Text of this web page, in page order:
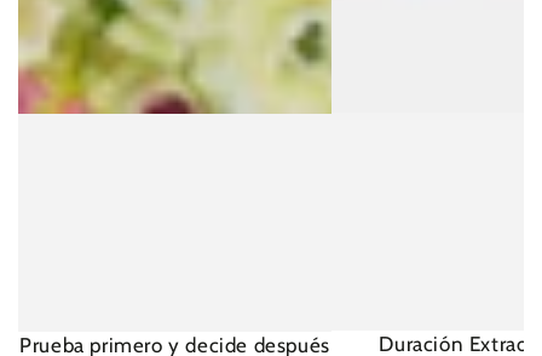
Prueba primero y decide después Duración